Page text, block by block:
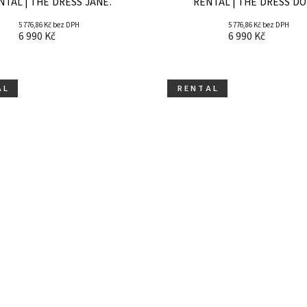
5 776,86 Kč bez DPH
6 990 Kč
5 776,86 Kč bez DPH
6 990 Kč
L R E N T A L